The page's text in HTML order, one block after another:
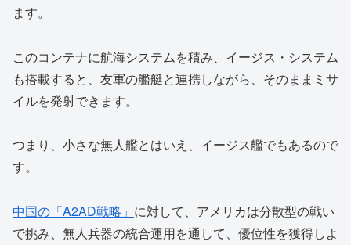
ます。
このコンテナに航海システムを積み、イージス・システム
も搭載すると、友軍の艦艇と連携しながら、そのままミサ
イルを発射できます。
つまり、小さな無人艦とはいえ、イージス艦でもあるので
す。
中国の「A2AD戦略」 に対して、アメリカは分散型の戦い
で挑み、無人兵器の統合運用を通して、優位性を獲得しよ